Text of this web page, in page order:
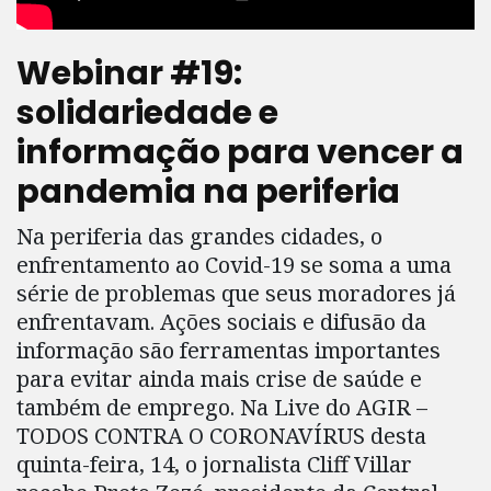
Webinar #19:
solidariedade e
informação para vencer a
pandemia na periferia
Na periferia das grandes cidades, o
enfrentamento ao Covid-19 se soma a uma
série de problemas que seus moradores já
enfrentavam. Ações sociais e difusão da
informação são ferramentas importantes
para evitar ainda mais crise de saúde e
também de emprego. Na Live do AGIR –
TODOS CONTRA O CORONAVÍRUS desta
quinta-feira, 14, o jornalista Cliff Villar